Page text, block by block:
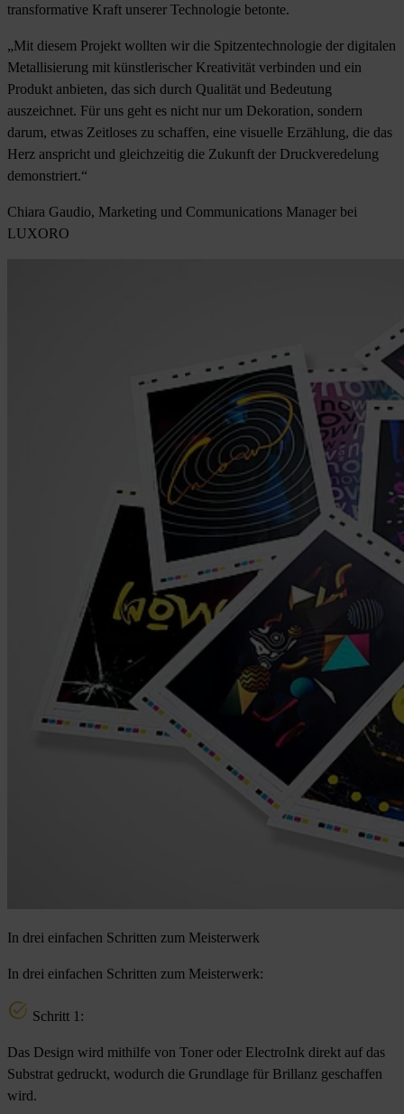
transformative Kraft unserer Technologie betonte.
„Mit diesem Projekt wollten wir die Spitzentechnologie der digitalen
Metallisierung mit künstlerischer Kreativität verbinden und ein
Produkt anbieten, das sich durch Qualität und Bedeutung
auszeichnet. Für uns geht es nicht nur um Dekoration, sondern
darum, etwas Zeitloses zu schaffen, eine visuelle Erzählung, die das
Herz anspricht und gleichzeitig die Zukunft der Druckveredelung
demonstriert.“
Chiara Gaudio, Marketing und Communications Manager bei
LUXORO
In drei einfachen Schritten zum Meisterwerk
In drei einfachen Schritten zum Meisterwerk:
Schritt 1:
Das Design wird mithilfe von Toner oder ElectroInk direkt auf das
Substrat gedruckt, wodurch die Grundlage für Brillanz geschaffen
wird.